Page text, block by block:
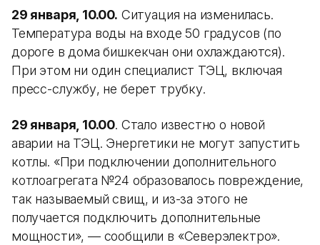
29 января, 10.00. Ситуация на изменилась.
Температура воды на входе 50 градусов (по
дороге в дома бишкекчан они охлаждаются).
При этом ни один специалист ТЭЦ, включая
пресс-службу, не берет трубку.
29 января, 10.00. Стало известно о новой
аварии на ТЭЦ. Энергетики не могут запустить
котлы. «При подключении дополнительного
котлоагрегата №24 образовалось повреждение,
так называемый свищ, и из-за этого не
получается подключить дополнительные
мощности», — сообщили в «Северэлектро».